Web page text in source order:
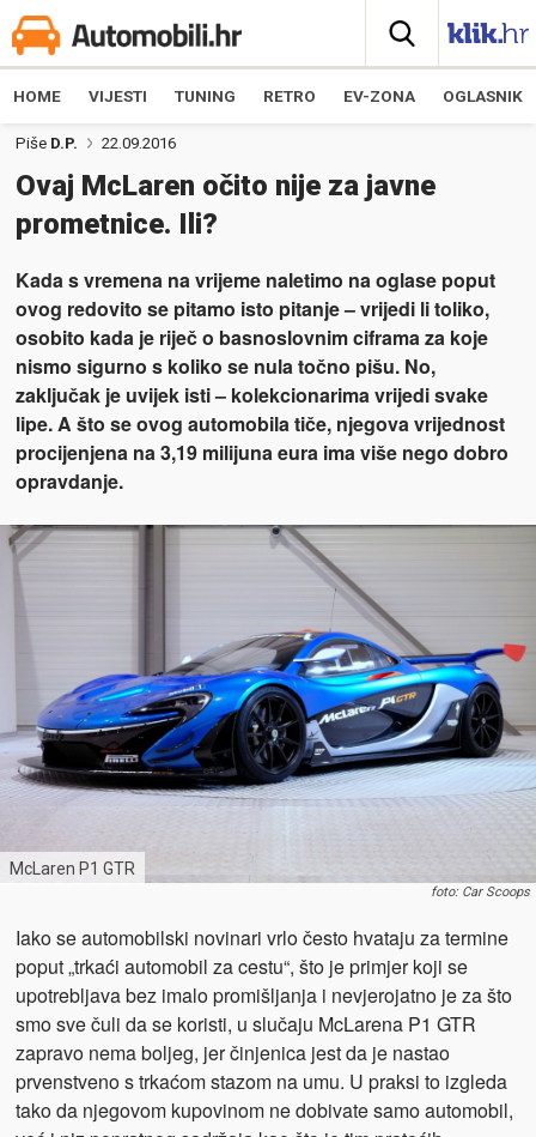
HOME VIJESTI TUNING RETRO EV-ZONA OGLASNIK
Piše D.P. 22.09.2016
Ovaj McLaren očito nije za javne
prometnice. Ili?
Kada s vremena na vrijeme naletimo na oglase poput
ovog redovito se pitamo isto pitanje – vrijedi li toliko,
osobito kada je riječ o basnoslovnim ciframa za koje
nismo sigurno s koliko se nula točno pišu. No,
zaključak je uvijek isti – kolekcionarima vrijedi svake
lipe. A što se ovog automobila tiče, njegova vrijednost
procijenjena na 3,19 milijuna eura ima više nego dobro
opravdanje.
McLaren P1 GTR
foto: Car Scoops
Iako se automobilski novinari vrlo često hvataju za termine
poput „trkaći automobil za cestu“, što je primjer koji se
upotrebljava bez imalo promišljanja i nevjerojatno je za što
smo sve čuli da se koristi, u slučaju McLarena P1 GTR
zapravo nema boljeg, jer činjenica jest da je nastao
prvenstveno s trkaćom stazom na umu. U praksi to izgleda
tako da njegovom kupovinom ne dobivate samo automobil,